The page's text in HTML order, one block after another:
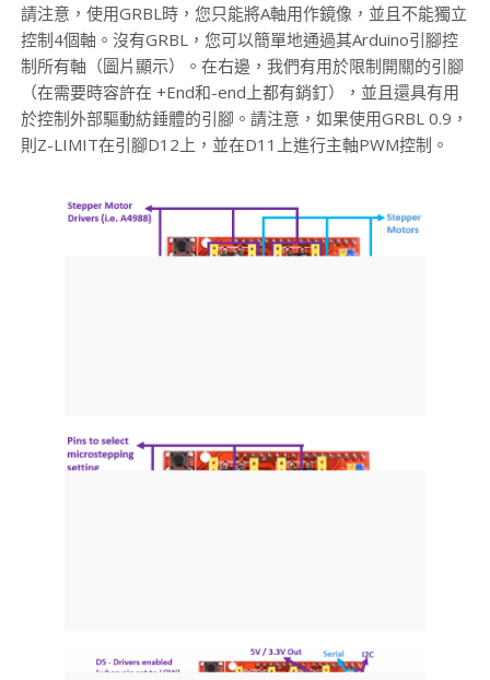
請注意，使用GRBL時，您只能將A軸用作鏡像，並且不能獨立
控制4個軸。沒有GRBL，您可以簡單地通過其Arduino引腳控
制所有軸（圖片顯示）。在右邊，我們有用於限制開關的引腳
（在需要時容許在 +End和-end上都有銷釘），並且還具有用
於控制外部驅動紡錘體的引腳。請注意，如果使用GRBL 0.9，
則Z-LIMIT在引腳D12上，並在D11上進行主軸PWM控制。